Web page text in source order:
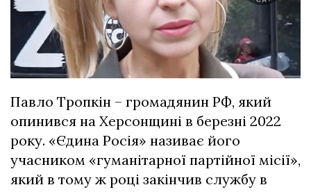
Павло Тропкін – громадянин РФ, який
опинився на Херсонщині в березні 2022
року. «Єдина Росія» називає його
учасником «гуманітарної партійної місії»,
який в тому ж році закінчив службу в